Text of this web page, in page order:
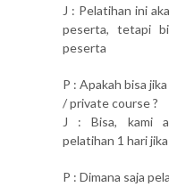
J : Pelatihan ini
peserta, tetapi
peserta
P : Apakah bisa
/ private course ?
J : Bisa, kami
pelatihan 1 hari
P : Dimana saja